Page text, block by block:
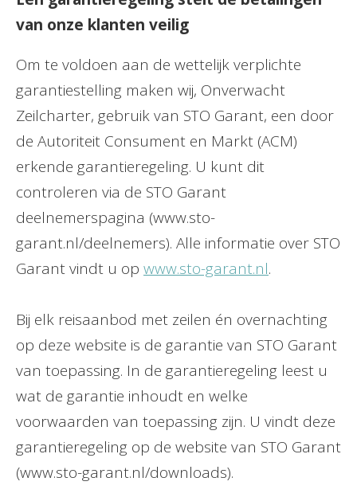
van onze klanten veilig
Om te voldoen aan de wettelijk verplichte
garantiestelling maken wij, Onverwacht
Zeilcharter, gebruik van STO Garant, een door
de Autoriteit Consument en Markt (ACM)
erkende garantieregeling. U kunt dit
controleren via de STO Garant
deelnemerspagina (www.sto-
garant.nl/deelnemers). Alle informatie over STO
Garant vindt u op www.sto-garant.nl.
Bij elk reisaanbod met zeilen én overnachting
op deze website is de garantie van STO Garant
van toepassing. In de garantieregeling leest u
wat de garantie inhoudt en welke
voorwaarden van toepassing zijn. U vindt deze
garantieregeling op de website van STO Garant
(www.sto-garant.nl/downloads).